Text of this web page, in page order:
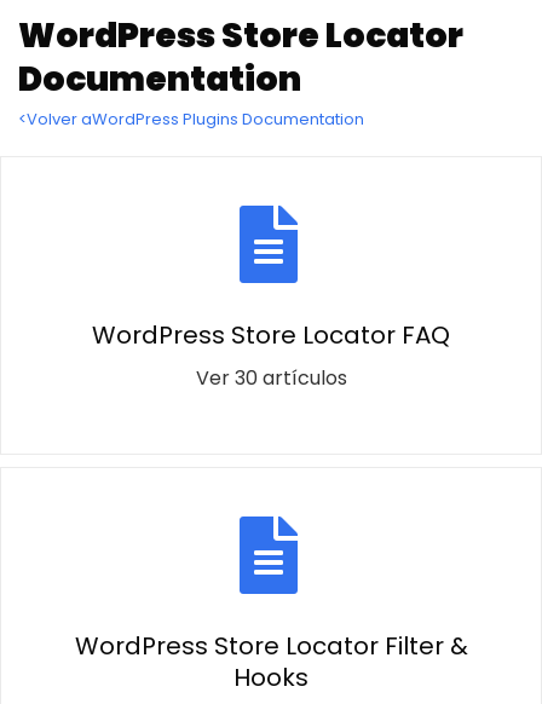
WordPress Store Locator
Documentation
<Volver aWordPress Plugins Documentation
WordPress Store Locator FAQ
Ver 30 artículos
WordPress Store Locator Filter &
Hooks